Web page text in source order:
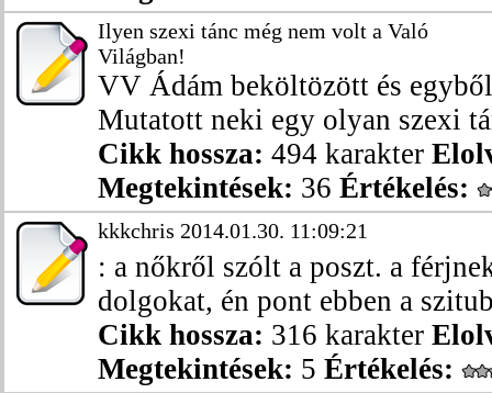
Ilyen szexi tánc még nem volt a Való
Világban!
VV Ádám beköltözött és
Mutatott neki egy olyan szexi
Cikk hossza: 494 karakter
Megtekintések: 36 Értékelés:
kkkchris 2014.01.30. 11:09:21
: a nőkről szólt a poszt. a
dolgokat, én pont ebben a
Cikk hossza: 316 karakter
Megtekintések: 5 Értékelés: